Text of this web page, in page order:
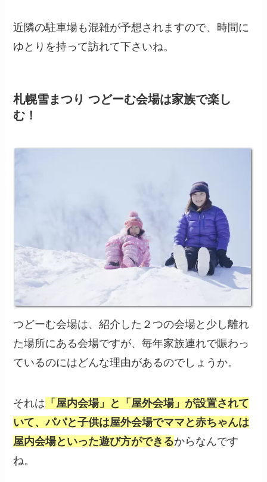
近隣の駐車場も混雑が予想されますので、時間に
ゆとりを持って訪れて下さいね。
札幌雪まつり つどーむ会場は家族で楽し
む！
つどーむ会場は、紹介した２つの会場と少し離れ
た場所にある会場ですが、毎年家族連れで賑わっ
ているのにはどんな理由があるのでしょうか。
それは 「屋内会場」と「屋外会場」が設置されて
いて、パパと子供は屋外会場でママと赤ちゃんは
屋内会場といった遊び方ができるからなんです
ね。